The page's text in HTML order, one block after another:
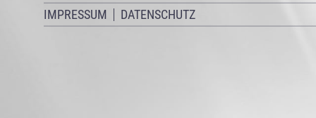
IMPRESSUM DATENSCHUTZ